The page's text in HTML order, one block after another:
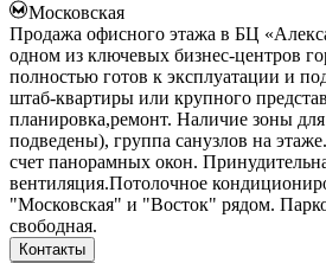
Московская
Продажа офисного этажа в БЦ
одном из ключевых бизнес-центров
полностью готов к эксплуатации и
штаб-квартиры или крупного
планировка,ремонт. Наличие зоны
подведены), группа санузлов на
счет панорамных окон.
вентиляция.Потолочное
"Московская" и "Восток" рядом.
свободная.
Контакты